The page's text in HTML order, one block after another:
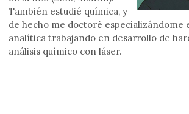
También estudié química, y
de hecho me doctoré especializándome
analítica trabajando en desarrollo de
análisis químico con láser.